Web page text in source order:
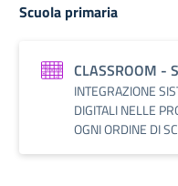
Scuola primaria
CLASSROOM -
INTEGRAZIONE
DIGITALI NELLE
OGNI ORDINE DI